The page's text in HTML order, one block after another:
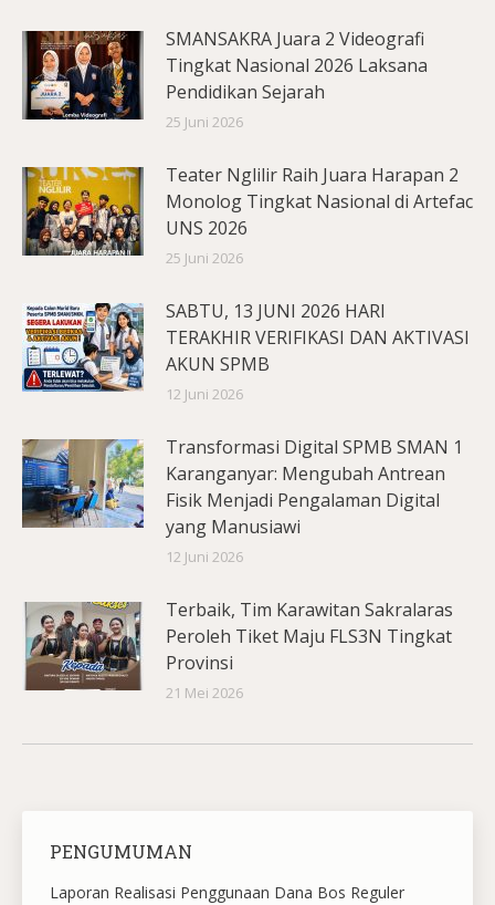
SMANSAKRA Juara 2 Videografi
Tingkat Nasional 2026 Laksana
Pendidikan Sejarah
25 Juni 2026
Teater Nglilir Raih Juara Harapan 2
Monolog Tingkat Nasional di Artefac
UNS 2026
25 Juni 2026
SABTU, 13 JUNI 2026 HARI
TERAKHIR VERIFIKASI DAN AKTIVASI
AKUN SPMB
12 Juni 2026
Transformasi Digital SPMB SMAN 1
Karanganyar: Mengubah Antrean
Fisik Menjadi Pengalaman Digital
yang Manusiawi
12 Juni 2026
Terbaik, Tim Karawitan Sakralaras
Peroleh Tiket Maju FLS3N Tingkat
Provinsi
21 Mei 2026
PENGUMUMAN
Laporan Realisasi Penggunaan Dana Bos Reguler